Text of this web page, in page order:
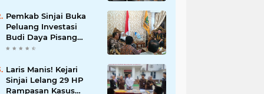
Pemkab Sinjai Buka
Peluang Investasi
Budi Daya Pisang
Cavendish Usai
Laris Manis! Kejari
Sinjai Lelang 29 HP
Rampasan Kasus